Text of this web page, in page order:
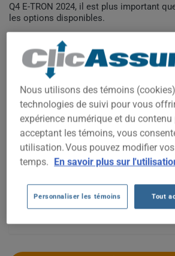
Q4 E-TRON 2024, il est plus important
les options disponibles.
2 300$
2 400$
2 600$
Nous utilisons des témoins
technologies de suivi pour vous
expérience numérique et du contenu
acceptant les témoins, vous
utilisation. Vous pouvez modifier
temps. En savoir plus sur
Personnaliser les témoins Tout